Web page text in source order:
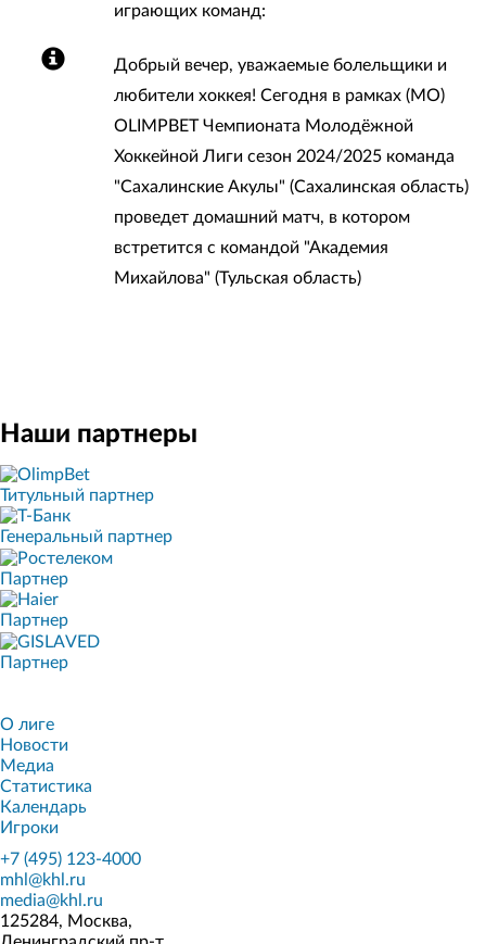
играющих команд:
Добрый вечер, уважаемые болельщики и
любители хоккея! Сегодня в рамках (МО)
OLIMPBET Чемпионата Молодёжной
Хоккейной Лиги сезон 2024/2025 команда
"Сахалинские Акулы" (Сахалинская область)
проведет домашний матч, в котором
встретится с командой "Академия
Михайлова" (Тульская область)
Наши партнеры
Титульный партнер
Генеральный партнер
Партнер
Партнер
Партнер
О лиге
Новости
Медиа
Статистика
Календарь
Игроки
+7 (495) 123-4000
mhl@khl.ru
media@khl.ru
125284, Москва,